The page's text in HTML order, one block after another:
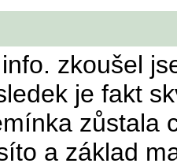
zkoušel
je fakt
zůstala
a základ